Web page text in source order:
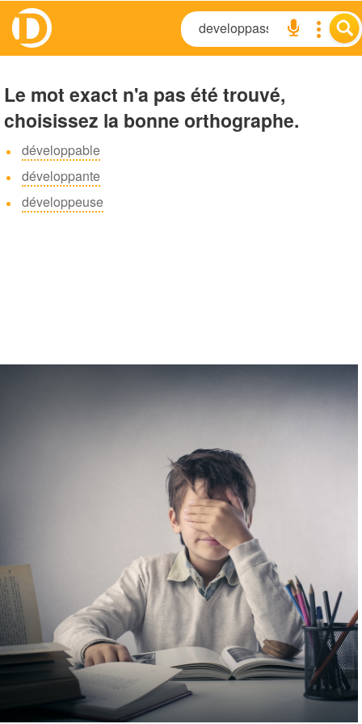
Le mot exact n'a pas été trouvé,
choisissez la bonne orthographe.
développable
développante
développeuse